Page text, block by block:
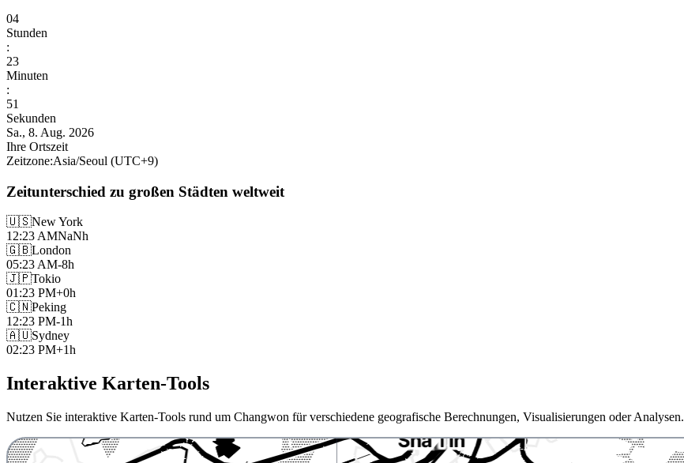
04
Stunden
:
23
Minuten
:
52
Sekunden
Sa., 8. Aug. 2026
Ihre Ortszeit
Zeitzone:Asia/Seoul (UTC+9)
Zeitunterschied zu großen Städten weltweit
🇺🇸New York
12:23 AMNaNh
🇬🇧London
05:23 AM-8h
🇯🇵Tokio
01:23 PM+0h
🇨🇳Peking
12:23 PM-1h
🇦🇺Sydney
02:23 PM+1h
Interaktive Karten-Tools
Nutzen Sie interaktive Karten-Tools rund um Changwon für verschiedene geografische Berechnungen, Visualisierungen oder Analysen.